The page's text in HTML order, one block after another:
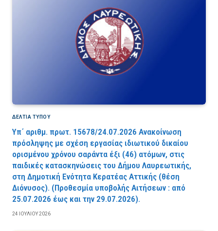
ΔΕΛΤΙΑ ΤΥΠΟΥ
Υπ΄ αριθμ. πρωτ. 15678/24.07.2026 Ανακοίνωση
πρόσληψης με σχέση εργασίας ιδιωτικού δικαίου
ορισμένου χρόνου σαράντα έξι (46) ατόμων, στις
παιδικές κατασκηνώσεις του Δήμου Λαυρεωτικής,
στη Δημοτική Ενότητα Κερατέας Αττικής (θέση
Διόνυσος). (Προθεσμία υποβολής Αιτήσεων : από
25.07.2026 έως και την 29.07.2026).
24 ΙΟΥΛΊΟΥ 2026